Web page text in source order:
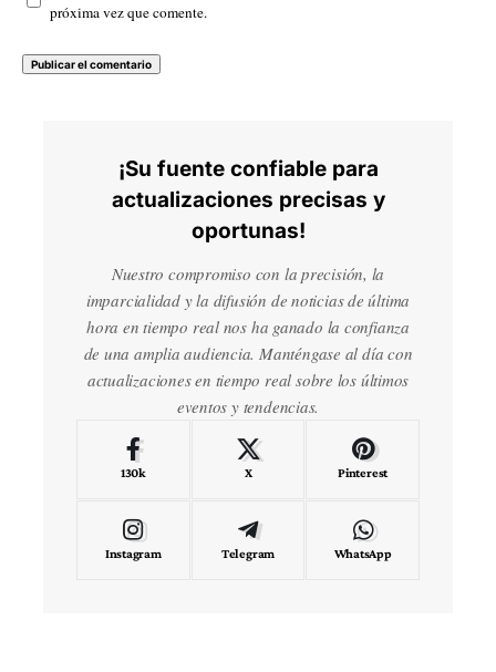
próxima vez que comente.
¡Su fuente confiable para
actualizaciones precisas y
oportunas!
Nuestro compromiso con la precisión, la
imparcialidad y la difusión de noticias de última
hora en tiempo real nos ha ganado la confianza
de una amplia audiencia. Manténgase al día con
actualizaciones en tiempo real sobre los últimos
eventos y tendencias.
130k X Pinterest
Instagram Telegram WhatsApp